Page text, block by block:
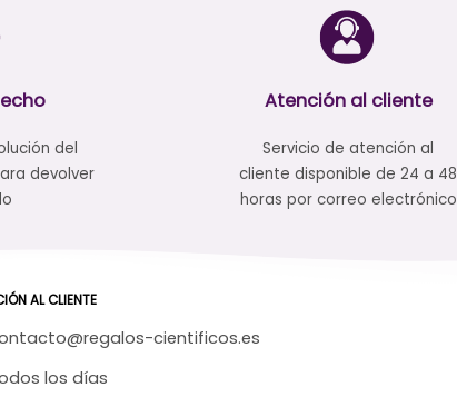
del
devolver
Atención al cliente
Servicio de atención al
cliente disponible de 24 a 48
horas por correo electrónico
AL CLIENTE
cientificos.es
los días